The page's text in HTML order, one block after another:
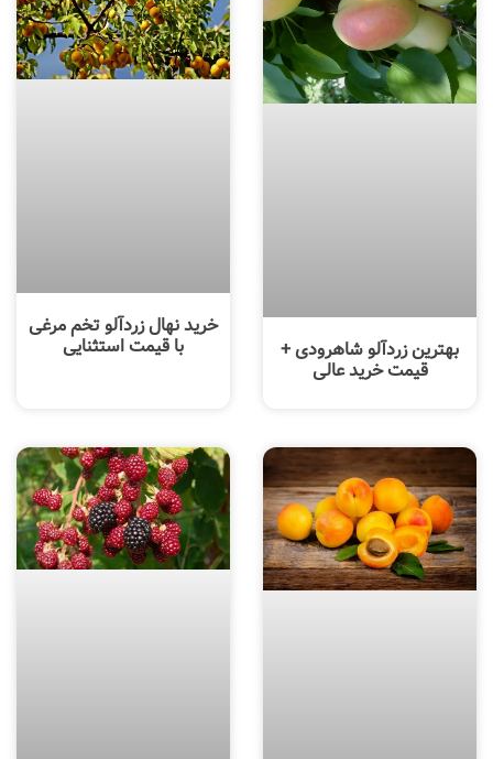
بهترین زردآلو شاهرودی +
قیمت خرید عالی
خرید نهال زردآلو تخم مرغی
با قیمت استثنایی